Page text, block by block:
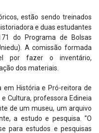
estão sendo treinados
e duas estudantes
do Programa de Bolsas
A comissão formada
por fazer o inventário,
dos materiais.
em História e Pró-reitora de
Cultura, professora Edineia
de um museu, um arquivo
a estudo e pesquisa. “O
para estudos e pesquisas